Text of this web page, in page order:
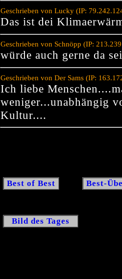
Geschrieben von Lucky (IP:
Das ist dei
Geschrieben von Schnöpp (IP:
würde auch gerne da
Geschrieben von Der Sams (IP:
Ich liebe
weniger...unabhängig
Kultur....
Best of Best Best-
Bild des Tages